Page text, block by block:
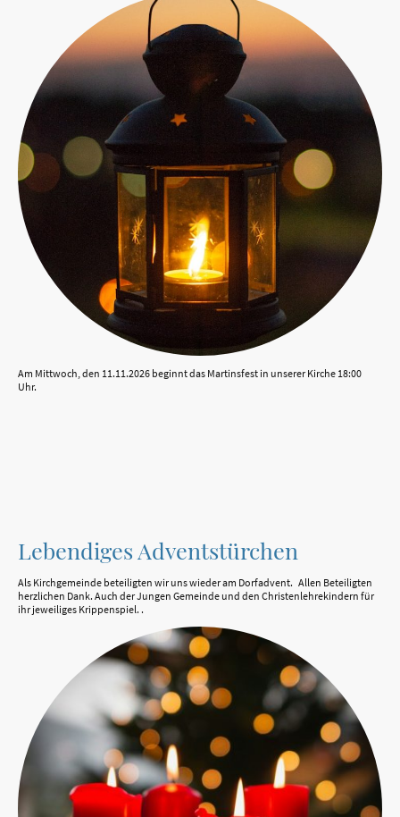
Am Mittwoch, den 11.11.2026 beginnt das Martinsfest in unserer Kirche 18:00
Uhr.
Lebendiges Adventstürchen
Als Kirchgemeinde beteiligten wir uns wieder am Dorfadvent. Allen Beteiligten
herzlichen Dank. Auch der Jungen Gemeinde und den Christenlehrekindern für
ihr jeweiliges Krippenspiel. .